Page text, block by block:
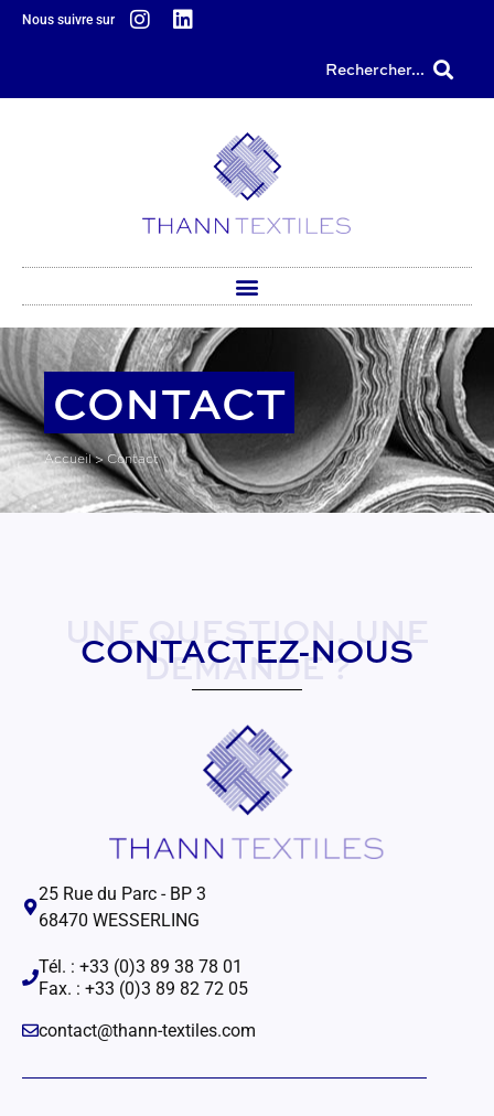
principal
Nous suivre sur
Rechercher...
CONTACT
Accueil>Contact
CONTACTEZ-NOUS
UNE QUESTION, UNE
DEMANDE ?
25 Rue du Parc - BP 3
68470 WESSERLING
Tél. : +33 (0)3 89 38 78 01
Fax. : +33 (0)3 89 82 72 05
contact@thann-textiles.com